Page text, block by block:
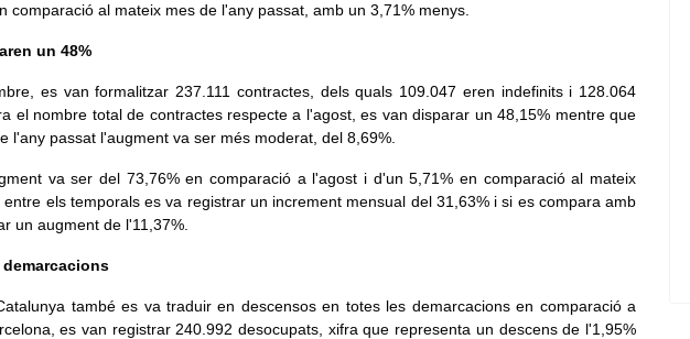
comparació al mateix mes de l'any passat, amb un 3,71% menys.
un 48%
es van formalitzar 237.111 contractes, dels quals 109.047 eren indefinits i 128.064
el nombre total de contractes respecte a l'agost, es van disparar un 48,15% mentre que
l'any passat l'augment va ser més moderat, del 8,69%.
va ser del 73,76% en comparació a l'agost i d'un 5,71% en comparació al mateix
els temporals es va registrar un increment mensual del 31,63% i si es compara amb
un augment de l'11,37%.
també es va traduir en descensos en totes les demarcacions en comparació a
es van registrar 240.992 desocupats, xifra que representa un descens de l'1,95%